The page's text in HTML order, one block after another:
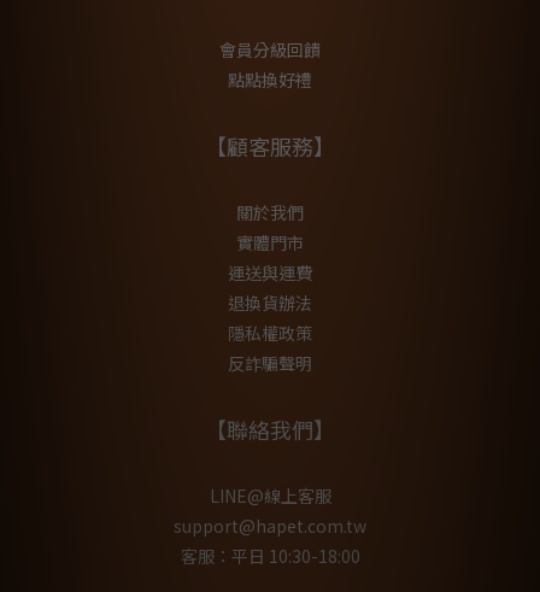
會員分級回饋
點點換好禮
【顧客服務】
關於我們
實體門市
運送與運費
退換貨辦法
隱私權政策
反詐騙聲明
【聯絡我們】
LINE@線上客服
support@hapet.com.tw
客服：平日 10:30-18:00